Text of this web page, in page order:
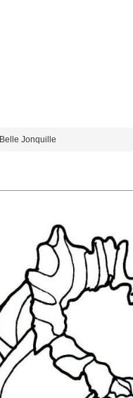
Belle Jonquille